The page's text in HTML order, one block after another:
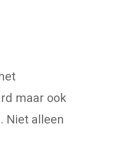
maar ook
Niet alleen